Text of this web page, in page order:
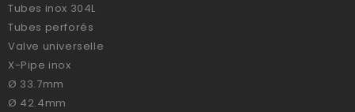
Tubes inox 304L
Tubes perforés
Valve universelle
X-Pipe inox
Ø 33.7mm
Ø 42.4mm